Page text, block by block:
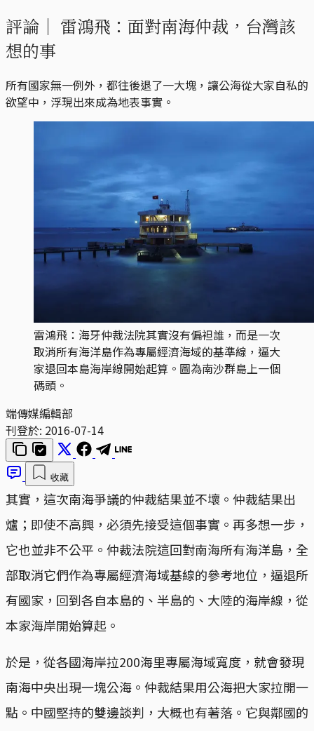
評論｜ 雷鴻飛：面對南海仲裁，台灣該
想的事
所有國家無一例外，都往後退了一大塊，讓公海從大家自私的
欲望中，浮現出來成為地表事實。
雷鴻飛：海牙仲裁法院其實沒有偏袒誰，而是一次
取消所有海洋島作為專屬經濟海域的基準線，逼大
家退回本島海岸線開始起算。圖為南沙群島上一個
碼頭。
端傳媒編輯部
刊登於: 2016-07-14
收藏
其實，這次南海爭議的仲裁結果並不壞。仲裁結果出
爐；即使不高興，必須先接受這個事實。再多想一步，
它也並非不公平。仲裁法院這回對南海所有海洋島，全
部取消它們作為專屬經濟海域基線的參考地位，逼退所
有國家，回到各自本島的、半島的、大陸的海岸線，從
本家海岸開始算起。
於是，從各國海岸拉200海里專屬海域寬度，就會發現
南海中央出現一塊公海。仲裁結果用公海把大家拉開一
點。中國堅持的雙邊談判，大概也有著落。它與鄰國的